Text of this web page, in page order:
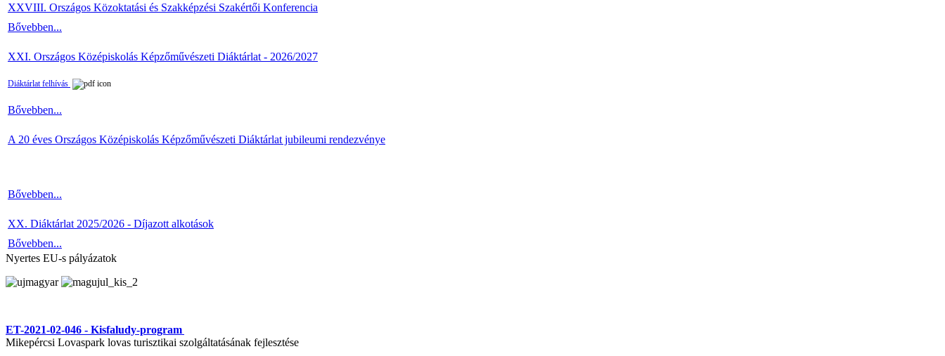
XXVIII. Országos Közoktatási és Szakképzési Szakértői Konferencia
Bővebben...
XXI. Országos Középiskolás Képzőművészeti Diáktárlat - 2026/2027
Diáktárlat felhívás
Bővebben...
A 20 éves Országos Középiskolás Képzőművészeti Diáktárlat jubileumi rendezvénye
Bővebben...
XX. Diáktárlat 2025/2026 - Díjazott alkotások
Bővebben...
Nyertes EU-s pályázatok
ET-2021-02-046 - Kisfaludy-program
Mikepércsi Lovaspark lovas turisztikai szolgáltatásának fejlesztése